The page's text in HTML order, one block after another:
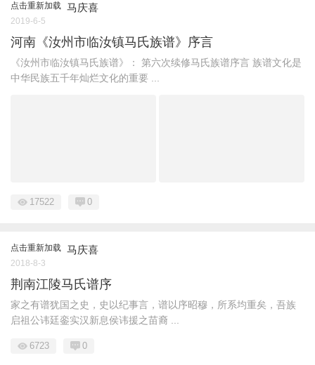
点击重新加载 马庆喜
2019-6-5
河南《汝州市临汝镇马氏族谱》序言
《汝州市临汝镇马氏族谱》： 第六次续修马氏族谱序言 族谱文化是
中华民族五千年灿烂文化的重要 ...
17522 0
点击重新加载 马庆喜
2018-8-3
荆南江陵马氏谱序
家之有谱犹国之史，史以纪事言，谱以序昭穆，所系均重矣，吾族
启祖公讳廷銮实汉新息侯讳援之苗裔 ...
6723 0